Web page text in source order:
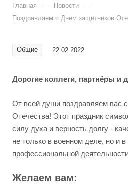
Главная — Новости —
Поздравляем с Днем защитников
Общие 22.02.2022
Дорогие коллеги, партнёры и
От всей души поздравляем вас
Отечества! Этот праздник
силу духа и верность долгу -
не только в военном деле, но и
профессиональной
Желаем вам: